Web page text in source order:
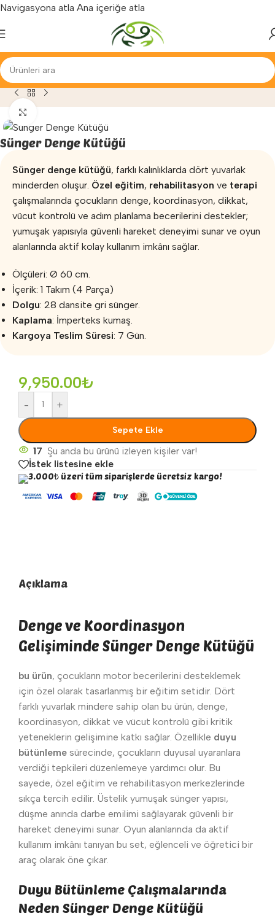
Navigasyona atla Ana içeriğe atla
Yenilenen arayüzümüz ile hizmetinizdeyiz...
ve Egzersiz
Sünger Denge Kütüğü
Sünger denge kütüğü, farklı kalınlıklarda dört yuvarlak
minderden oluşur. Özel eğitim, rehabilitasyon ve terapi
çalışmalarında çocukların denge, koordinasyon, dikkat,
vücut kontrolü ve adım planlama becerilerini destekler;
yumuşak yapısıyla güvenli hareket deneyimi sunar ve oyun
alanlarında aktif kolay kullanım imkânı sağlar.
Ölçüleri: Ø 60 cm.
İçerik: 1 Takım (4 Parça)
Dolgu: 28 dansite gri sünger.
Kaplama: İmperteks kumaş.
Kargoya Teslim Süresi: 7 Gün.
9,950.00₺
- +
Sepete Ekle
17 Şu anda bu ürünü izleyen kişiler var!
İstek listesine ekle
3.000₺ üzeri tüm siparişlerde ücretsiz kargo!
Açıklama
Denge ve Koordinasyon
Gelişiminde Sünger Denge Kütüğü
bu ürün, çocukların motor becerilerini desteklemek
için özel olarak tasarlanmış bir eğitim setidir. Dört
farklı yuvarlak mindere sahip olan bu ürün, denge,
koordinasyon, dikkat ve vücut kontrolü gibi kritik
yeteneklerin gelişimine katkı sağlar. Özellikle duyu
bütünleme sürecinde, çocukların duyusal uyaranlara
verdiği tepkileri düzenlemeye yardımcı olur. Bu
sayede, özel eğitim ve rehabilitasyon merkezlerinde
sıkça tercih edilir. Üstelik yumuşak sünger yapısı,
düşme anında darbe emilimi sağlayarak güvenli bir
hareket deneyimi sunar. Oyun alanlarında da aktif
kullanım imkânı tanıyan bu set, eğlenceli ve öğretici bir
araç olarak öne çıkar.
Duyu Bütünleme Çalışmalarında
Neden Sünger Denge Kütüğü